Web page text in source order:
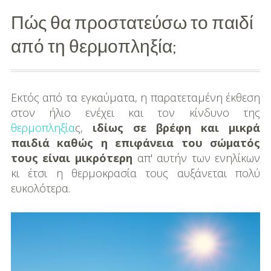
Διασκέδαση
Εκπαίδευση
Βάπτιση
Οργάνωση
Βάπτισης
Διάσημες
Βαπτίσεις
Σπίτι
Πώς θα προστατεύσω το παιδί
από τη θερμοπληξία;
Εκτός από τα εγκαύματα, η παρατεταμένη έκθεση
στον ήλιο ενέχει και τον κίνδυνο της
θερμοπληξίας, ιδίως σε βρέφη και μικρά
παιδιά καθώς η επιφάνεια του σώματός
τους είναι μικρότερη απ' αυτήν των ενηλίκων
κι έτσι η θερμοκρασία τους αυξάνεται πολύ
ευκολότερα.